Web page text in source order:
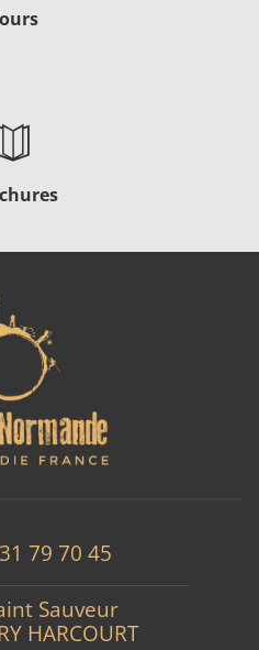
79 70 45
Sauveur
HARCOURT